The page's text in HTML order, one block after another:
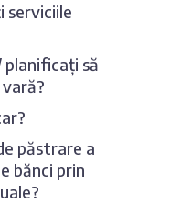
serviciile
planificați să
păstrare a
bănci prin